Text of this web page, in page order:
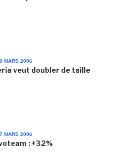
MARS 2006
veut doubler de taille
MARS 2006
: +32%